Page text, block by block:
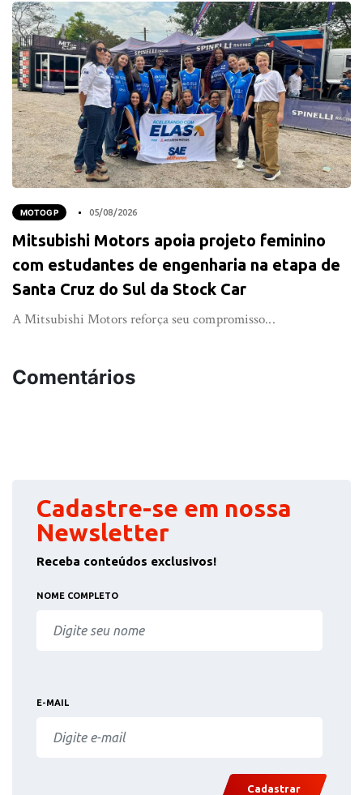
MOTOGP 05/08/2026
Mitsubishi Motors apoia projeto feminino
com estudantes de engenharia na etapa de
Santa Cruz do Sul da Stock Car
A Mitsubishi Motors reforça seu compromisso...
Comentários
Cadastre-se em nossa
Newsletter
Receba conteúdos exclusivos!
NOME COMPLETO
E-MAIL
Cadastrar